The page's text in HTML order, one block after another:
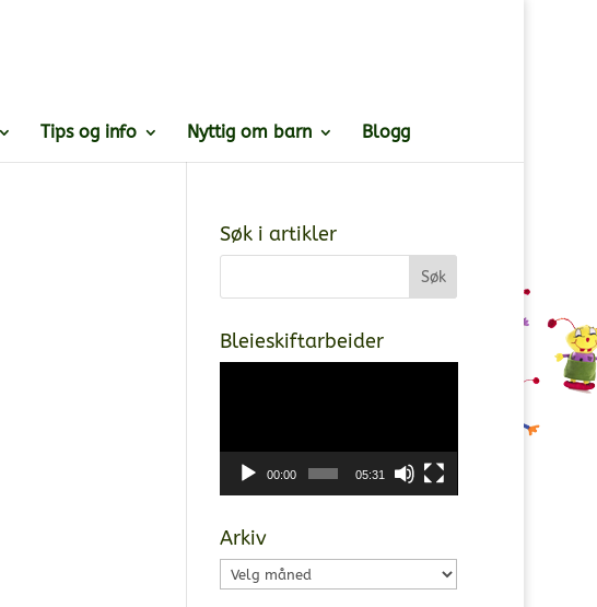
Tips og info Nyttig om barn Blogg
Søk i artikler
Bleieskiftarbeider
00:00 05:31
Arkiv
Arkiv